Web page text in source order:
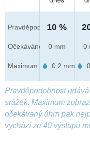
Pravděpod.
Očekáváno
Maximum
10 %
0 mm
0.2 mm
0
Pravděpodobnost
srážek. Maximum
očekávaný úhrn pak
vychází ze 40 výstupů